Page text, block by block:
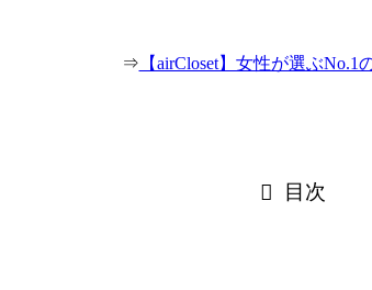
⇒ 【airCloset】女性が選ぶNo.1
目次